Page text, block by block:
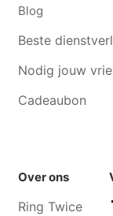
Blog
Beste
Nodig jouw
Cadeaubon
Over ons
Ring Twice